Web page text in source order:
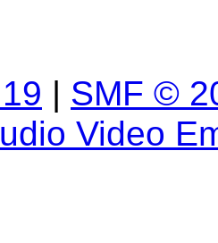
| SMF ©
Video